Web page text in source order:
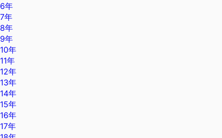
6年
7年
8年
9年
10年
11年
12年
13年
14年
15年
16年
17年